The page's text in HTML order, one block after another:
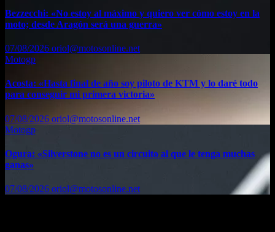
Bezzecchi: «No estoy al máximo y quiero ver cómo estoy en la
moto; desde Aragón será una guerra»
07/08/2026 oriol@motosonline.net
Motogp
Acosta: «Hasta final de año soy piloto de KTM y lo daré todo
para conseguir mi primera victoria»
07/08/2026 oriol@motosonline.net
Motogp
Ogura: «Silverstone no es un circuito al que le tenga muchas
ganas»
07/08/2026 oriol@motosonline.net